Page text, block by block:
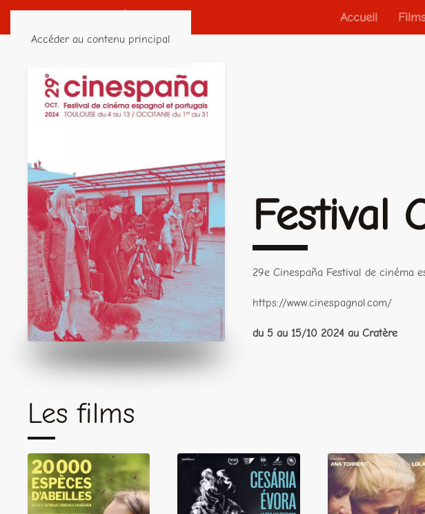
Accéder au contenu principal
Accueil
Festival
29e Cinespaña Festival de cinéma
https://www.cinespagnol.com/
du 5 au 15/10 2024 au Cratère
Les films